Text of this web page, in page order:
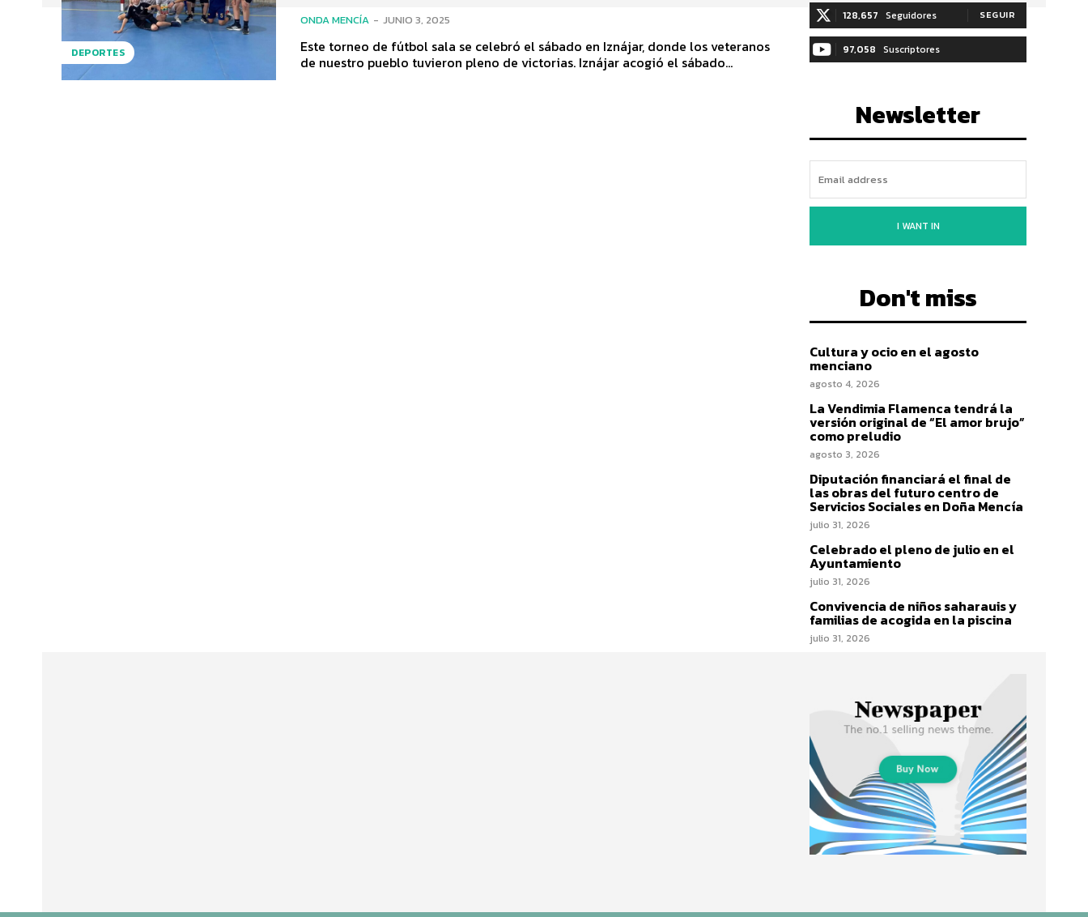
DEPORTES
ONDA MENCÍA - JUNIO 3, 2025
Este torneo de fútbol sala se celebró el sábado en Iznájar, donde los veteranos
de nuestro pueblo tuvieron pleno de victorias. Iznájar acogió el sábado...
128,657 Seguidores SEGUIR
97,058 Suscriptores
Newsletter
I WANT IN
Don't miss
Cultura y ocio en el agosto
menciano
agosto 4, 2026
La Vendimia Flamenca tendrá la
versión original de “El amor brujo”
como preludio
agosto 3, 2026
Diputación financiará el final de
las obras del futuro centro de
Servicios Sociales en Doña Mencía
julio 31, 2026
Celebrado el pleno de julio en el
Ayuntamiento
julio 31, 2026
Convivencia de niños saharauis y
familias de acogida en la piscina
julio 31, 2026